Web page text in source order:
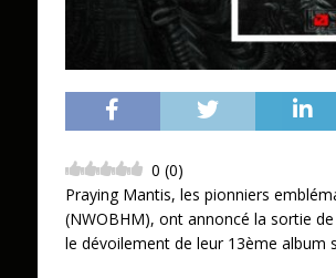
0 (0)
Praying Mantis, les pionniers
(NWOBHM), ont annoncé la sortie
le dévoilement de leur 13ème album